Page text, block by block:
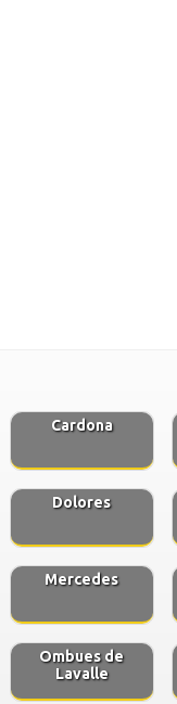
Cardona
Dolores
Mercedes
Ombues de
Lavalle